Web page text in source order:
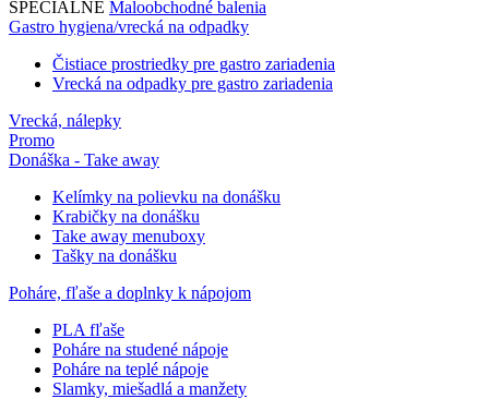
ŠPECIÁLNE Maloobchodné balenia
Gastro hygiena/vrecká na odpadky
Čistiace prostriedky pre gastro zariadenia
Vrecká na odpadky pre gastro zariadenia
Vrecká, nálepky
Promo
Donáška - Take away
Kelímky na polievku na donášku
Krabičky na donášku
Take away menuboxy
Tašky na donášku
Poháre, fľaše a doplnky k nápojom
PLA fľaše
Poháre na studené nápoje
Poháre na teplé nápoje
Slamky, miešadlá a manžety